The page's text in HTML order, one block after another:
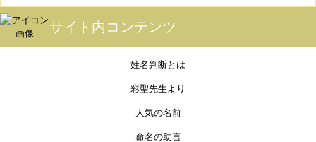
サイト内コンテンツ
姓名判断とは
彩聖先生より
人気の名前
命名の助言